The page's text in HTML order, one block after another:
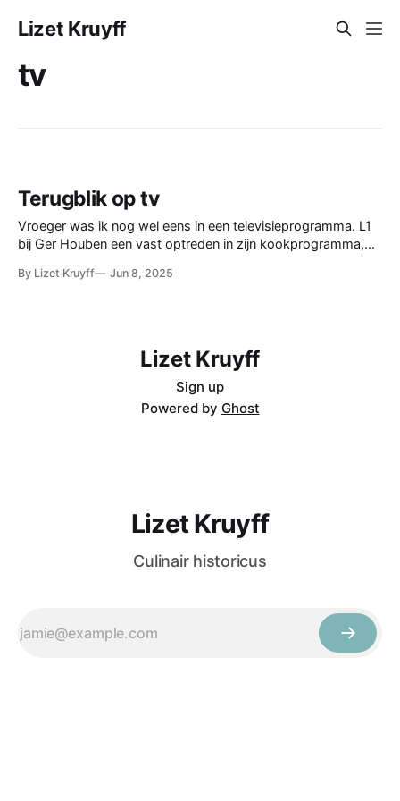
Lizet Kruyff
tv
Terugblik op tv
Vroeger was ik nog wel eens in een televisieprogramma. L1
bij Ger Houben een vast optreden in zijn kookprogramma,
Max en meer van dat soort dingen. Je vergeet het gewoon
By Lizet Kruyff Jun 8, 2025
Lizet Kruyff
Sign up
Powered by Ghost
Lizet Kruyff
Culinair historicus